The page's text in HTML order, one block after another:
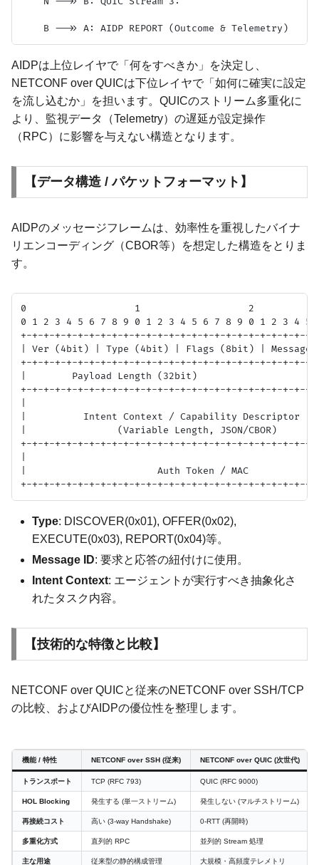
AIDPは上位レイヤで「何をすべきか」を決定し、
NETCONF over QUICは下位レイヤで「如何に確実に設定
を流し込むか」を担います。QUICのストリーム多重化に
より、監視データ（Telemetry）の遅延が設定操作
（RPC）に影響を与えない構造となります。
【データ構造 / パケットフォーマット】
AIDPのメッセージフレームは、効率性を重視したバイナ
リエンコーディング（CBOR等）を想定した構造をとりま
す。
0                   1                   2
0 1 2 3 4 5 6 7 8 9 0 1 2 3 4 5 6 7 8 9 0 1 2 3 4 5
+-+-+-+-+-+-+-+-+-+-+-+-+-+-+-+-+-+-+-+-+-+-+-+-+-
| Ver (4bit) | Type (4bit) | Flags (8bit) |
+-+-+-+-+-+-+-+-+-+-+-+-+-+-+-+-+-+-+-+-+-+-+-+-+-
|        Payload Length (32bit)
+-+-+-+-+-+-+-+-+-+-+-+-+-+-+-+-+-+-+-+-+-+-+-+-+-
|          Intent Context / Capability
|                (Variable Length, JSON/CBOR)
+-+-+-+-+-+-+-+-+-+-+-+-+-+-+-+-+-+-+-+-+-+-+-+-+-
|                       Auth Token / MAC
Type: DISCOVER(0x01), OFFER(0x02),
EXECUTE(0x03), REPORT(0x04)等。
Message ID: 要求と応答の紐付けに使用。
Intent Context: エージェントが実行すべき抽象化さ
れたタスク内容。
【技術的な特徴と比較】
NETCONF over QUICと従来のNETCONF over SSH/TCP
の比較、およびAIDPの優位性を整理します。
機能 / 特性 NETCONF over SSH (従来) NETCONF over QUIC (次世代)
トランスポート TCP (RFC 793) QUIC (RFC 9000)
HOL Blocking 発生する (単一ストリーム) 発生しない (マルチストリーム)
再接続コスト 高い (3-way Handshake) 0-RTT (再開時)
多重化方式 直列的 RPC 並列的 Stream 処理
主な用途 従来型の静的構成管理 大規模・高頻度テレメトリ